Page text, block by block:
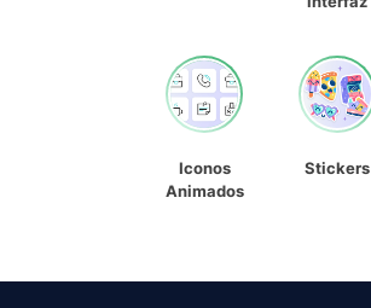
Iconos
Animados
Stickers